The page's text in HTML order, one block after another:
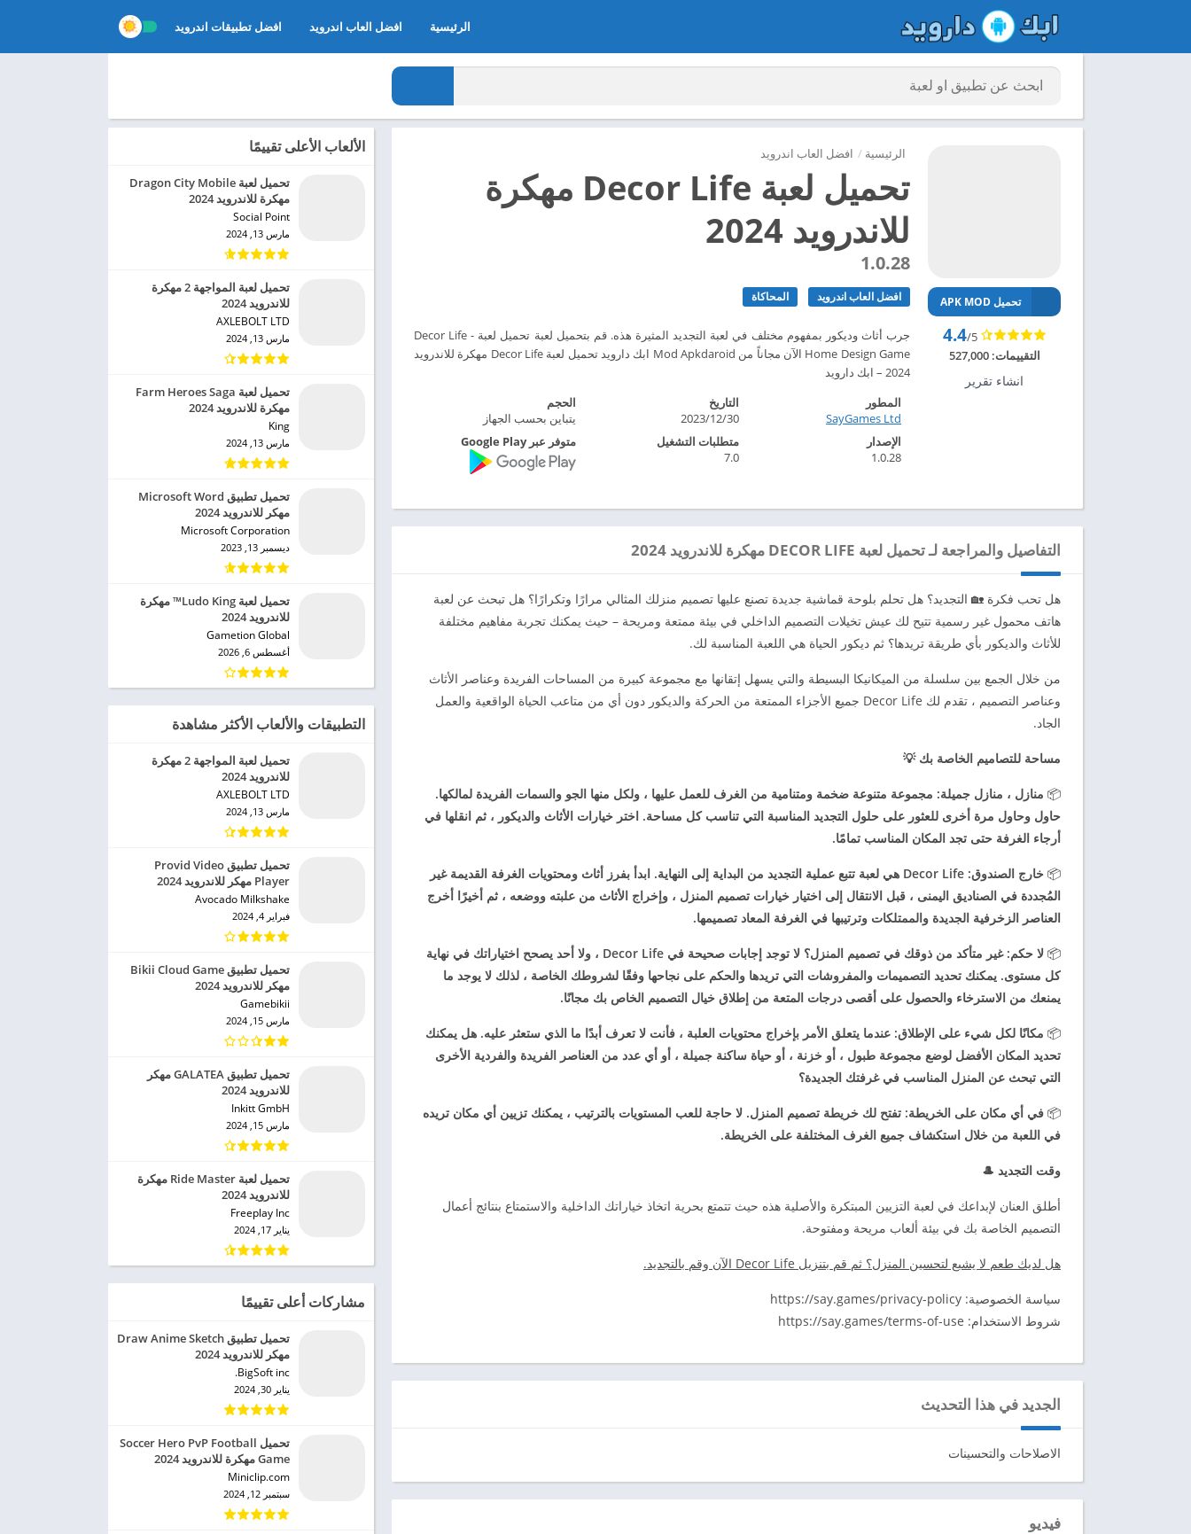
الرئيسية افضل العاب اندرويد افضل تطبيقات اندرويد
الرئيسية / افضل العاب اندرويد
تحميل لعبة Decor Life مهكرة
للاندرويد 2024
1.0.28
افضل العاب اندرويد المحاكاة
جرب أثاث وديكور بمفهوم مختلف في لعبة التجديد المثيرة هذه. قم بتحميل لعبة تحميل لعبة Decor Life -
Home Design Game الآن مجاناً من Mod Apkdaroid ابك دارويد تحميل لعبة Decor Life مهكرة للاندرويد
2024 – ابك دارويد
تحميل APK MOD
4.4/5
التقييمات:527,000
انشاء تقرير
المطور
SayGames Ltd‏
التاريخ
2023/12/30
الحجم
يتباين بحسب الجهاز
الإصدار
1.0.28
متطلبات التشغيل
7.0
متوفر عبر Google Play
التفاصيل والمراجعة لـ تحميل لعبة DECOR LIFE مهكرة للاندرويد 2024
هل تحب فكرة 🏡 التجديد؟ هل تحلم بلوحة قماشية جديدة تصنع عليها تصميم منزلك المثالي مرارًا وتكرارًا؟ هل تبحث عن لعبة
هاتف محمول غير رسمية تتيح لك عيش تخيلات التصميم الداخلي في بيئة ممتعة ومريحة – حيث يمكنك تجربة مفاهيم مختلفة
للأثاث والديكور بأي طريقة تريدها؟ ثم ديكور الحياة هي اللعبة المناسبة لك.
من خلال الجمع بين سلسلة من الميكانيكا البسيطة والتي يسهل إتقانها مع مجموعة كبيرة من المساحات الفريدة وعناصر الأثاث
وعناصر التصميم ، تقدم لك Decor Life جميع الأجزاء الممتعة من الحركة والديكور دون أي من متاعب الحياة الواقعية والعمل
الجاد.
مساحة للتصاميم الخاصة بك 💡
📦 منازل ، منازل جميلة: مجموعة متنوعة ضخمة ومتنامية من الغرف للعمل عليها ، ولكل منها الجو والسمات الفريدة لمالكها.
حاول وحاول مرة أخرى للعثور على حلول التجديد المناسبة التي تناسب كل مساحة. اختر خيارات الأثاث والديكور ، ثم انقلها في
أرجاء الغرفة حتى تجد المكان المناسب تمامًا.
📦
خارج الصندوق: Decor Life هي لعبة تتبع عملية التجديد من البداية إلى النهاية. ابدأ بفرز أثاث ومحتويات الغرفة القديمة غير
المُجددة في الصناديق اليمنى ، قبل الانتقال إلى اختيار خيارات تصميم المنزل ، وإخراج الأثاث من علبته ووضعه ، ثم أخيرًا أخرج
العناصر الزخرفية الجديدة والممتلكات وترتيبها في الغرفة المعاد تصميمها.
📦
لا حكم: غير متأكد من ذوقك في تصميم المنزل؟ لا توجد إجابات صحيحة في Decor Life ، ولا أحد يصحح اختياراتك في نهاية
كل مستوى. يمكنك تحديد التصميمات والمفروشات التي تريدها والحكم على نجاحها وفقًا لشروطك الخاصة ، لذلك لا يوجد ما
يمنعك من الاسترخاء والحصول على أقصى درجات المتعة من إطلاق خيال التصميم الخاص بك مجانًا.
📦 مكانًا لكل شيء على الإطلاق: عندما يتعلق الأمر بإخراج محتويات العلبة ، فأنت لا تعرف أبدًا ما الذي ستعثر عليه. هل يمكنك
تحديد المكان الأفضل لوضع مجموعة طبول ، أو خزنة ، أو حياة ساكنة جميلة ، أو أي عدد من العناصر الفريدة والفردية الأخرى
التي تبحث عن المنزل المناسب في غرفتك الجديدة؟
📦 في أي مكان على الخريطة: تفتح لك خريطة تصميم المنزل. لا حاجة للعب المستويات بالترتيب ، يمكنك تزيين أي مكان تريده
في اللعبة من خلال استكشاف جميع الغرف المختلفة على الخريطة.
وقت التجديد 🎩
أطلق العنان لإبداعك في لعبة التزيين المبتكرة والأصلية هذه حيث تتمتع بحرية اتخاذ خياراتك الداخلية والاستمتاع بنتائج أعمال
التصميم الخاصة بك في بيئة ألعاب مريحة ومفتوحة.
هل لديك طعم لا يشبع لتحسين المنزل؟ ثم قم بتنزيل Decor Life الآن وقم بالتجديد.
سياسة الخصوصية: https://say.games/privacy-policy
شروط الاستخدام: https://say.games/terms-of-use
الجديد في هذا التحديث
الاصلاحات والتحسينات
فيديو
الألعاب الأعلى تقييمًا
تحميل لعبة Dragon City Mobile
مهكرة للاندرويد 2024
Social Point‏
مارس 13, 2024
تحميل لعبة المواجهة 2 مهكرة
للاندرويد 2024
AXLEBOLT LTD‏
مارس 13, 2024
تحميل لعبة Farm Heroes Saga
مهكرة للاندرويد 2024
King‏
مارس 13, 2024
تحميل تطبيق Microsoft Word
مهكر للاندرويد 2024
Microsoft Corporation‏
ديسمبر 13, 2023
تحميل لعبة Ludo King™ مهكرة
للاندرويد 2024
Gametion Global‏
أغسطس 6, 2026
التطبيقات والألعاب الأكثر مشاهدة
تحميل لعبة المواجهة 2 مهكرة
للاندرويد 2024
AXLEBOLT LTD‏
مارس 13, 2024
تحميل تطبيق Provid Video
Player مهكر للاندرويد 2024
Avocado Milkshake‏
فبراير 4, 2024
تحميل تطبيق Bikii Cloud Game
مهكر للاندرويد 2024
Gamebikii‏
مارس 15, 2024
تحميل تطبيق GALATEA مهكر
للاندرويد 2024
Inkitt GmbH‏
مارس 15, 2024
تحميل لعبة Ride Master مهكرة
للاندرويد 2024
Freeplay Inc‏
يناير 17, 2024
مشاركات أعلى تقييمًا
تحميل تطبيق Draw Anime Sketch
مهكر للاندرويد 2024
BigSoft inc.‏
يناير 30, 2024
تحميل Soccer Hero PvP Football
Game مهكرة للاندرويد 2024
Miniclip.com‏
سبتمبر 12, 2024